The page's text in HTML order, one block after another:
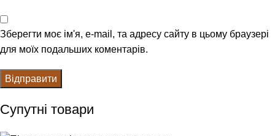
Зберегти моє ім'я, e-mail, та адресу сайту в цьому браузері
для моїх подальших коментарів.
Супутні товари